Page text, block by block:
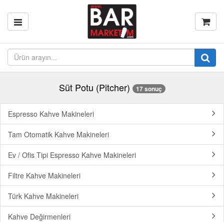
Süt Potu (Pitcher) 17 sonuç
Espresso Kahve Makineleri
Tam Otomatik Kahve Makineleri
Ev / Ofis Tipi Espresso Kahve Makineleri
Filtre Kahve Makineleri
Türk Kahve Makineleri
Kahve Değirmenleri